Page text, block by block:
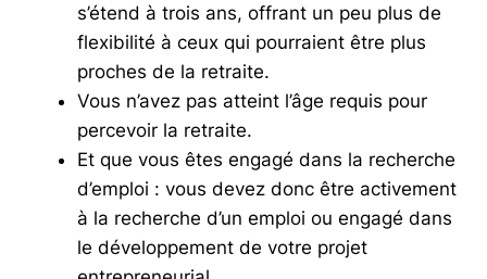
s’étend à trois ans, offrant un peu plus de
flexibilité à ceux qui pourraient être plus
proches de la retraite.
Vous n’avez pas atteint l’âge requis pour
percevoir la retraite.
Et que vous êtes engagé dans la recherche
d’emploi : vous devez donc être activement
à la recherche d’un emploi ou engagé dans
le développement de votre projet